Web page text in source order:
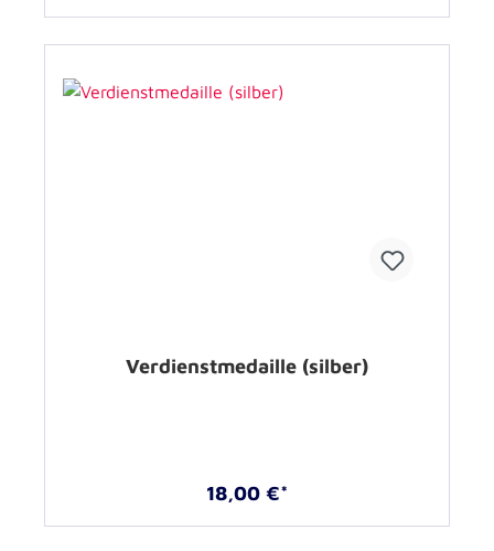
Verdienstmedaille (silber)
18,00 €*